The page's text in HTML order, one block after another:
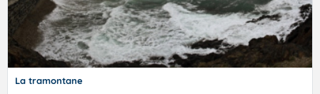
La tramontane